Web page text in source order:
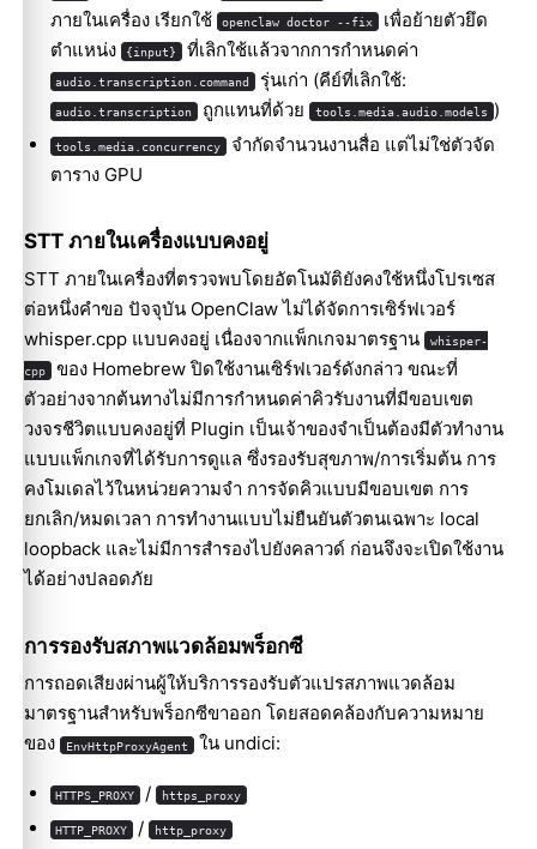
ภายในเครื่อง เรียกใช้
openclaw doctor --fix
เพื่อย้ายตัวยึด
ตำแหน่ง
{input} ที่เลิกใช้แล้วจากการกำหนดค่า
audio.transcription.command รุ่นเก่า (คีย์ที่เลิกใช้:
audio.transcription ถูกแทนที่ด้วย tools.media.audio.models )
tools.media.concurrency
จำกัดจำนวนงานสื่อ แต่ไม่ใช่ตัวจัด
ตาราง GPU
STT ภายในเครื่องแบบคงอยู่
STT ภายในเครื่องที่ตรวจพบโดยอัตโนมัติยังคงใช้หนึ่งโปรเซส
ต่อหนึ่งคำขอ ปัจจุบัน OpenClaw ไม่ได้จัดการเซิร์ฟเวอร์
whisper.cpp แบบคงอยู่ เนื่องจากแพ็กเกจมาตรฐาน
whisper-
cpp ของ Homebrew ปิดใช้งานเซิร์ฟเวอร์ดังกล่าว ขณะที่
ตัวอย่างจากต้นทางไม่มีการกำหนดค่าคิวรับงานที่มีขอบเขต
วงจรชีวิตแบบคงอยู่ที่ Plugin เป็นเจ้าของจำเป็นต้องมีตัวทำงาน
แบบแพ็กเกจที่ได้รับการดูแล ซึ่งรองรับสุขภาพ/การเริ่มต้น การ
คงโมเดลไว้ในหน่วยความจำ การจัดคิวแบบมีขอบเขต การ
ยกเลิก/หมดเวลา การทำงานแบบไม่ยืนยันตัวตนเฉพาะ local
loopback และไม่มีการสำรองไปยังคลาวด์ ก่อนจึงจะเปิดใช้งาน
ได้อย่างปลอดภัย
การรองรับสภาพแวดล้อมพร็อกซี
การถอดเสียงผ่านผู้ให้บริการรองรับตัวแปรสภาพแวดล้อม
มาตรฐานสำหรับพร็อกซีขาออก โดยสอดคล้องกับความหมาย
ของ
EnvHttpProxyAgent ใน undici:
HTTPS_PROXY / https_proxy
HTTP_PROXY / http_proxy